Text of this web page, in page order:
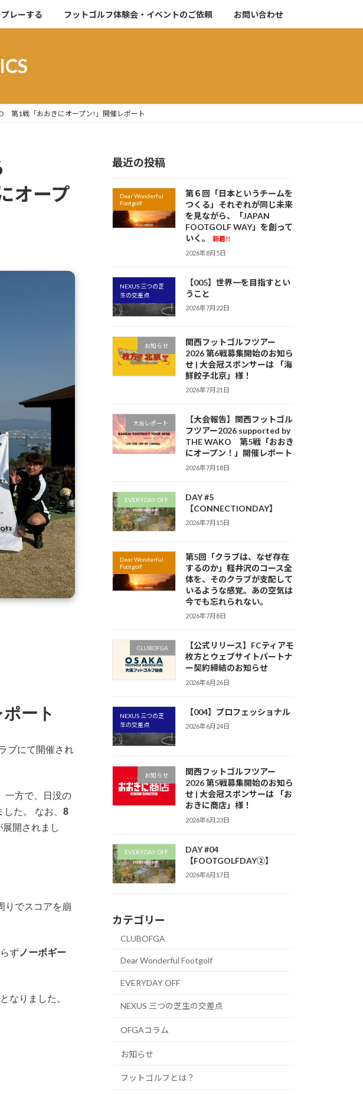
レーする フットゴルフ体験会・イベントのご依頼 お問い合わせ
第1戦「おおきにオープン!」開催レポート
オープ
ート
ブにて開催され
一方で、日没の
た。 なお、 8
開されまし
りでスコアを崩
ず ノーボギー
なりました。
最近の投稿
Dear Wonderful
Footgolf
第６回「日本というチームを
つくる」それぞれが同じ未来
を見ながら、「JAPAN
FOOTGOLF WAY」を創って
いく。
新着!!
2026年8月5日
NEXUS 三つの芝
生の交差点
【005】世界一を目指すとい
うこと
2026年7月22日
お知らせ
関西フットゴルフツアー
2026 第6戦募集開始のお知ら
せ | 大会冠スポンサーは 「海
鮮餃子北京」様！
2026年7月21日
大会レポート
【大会報告】関西フットゴル
フツアー2026 supported by
THE WAKO 第5戦「おおき
にオープン！」開催レポート
2026年7月18日
EVERYDAY OFF
DAY #5
【CONNECTIONDAY】
2026年7月15日
Dear Wonderful
Footgolf
第5回「クラブは、なぜ存在
するのか」軽井沢のコース全
体を、そのクラブが支配して
いるような感覚。あの空気は
今でも忘れられない。
2026年7月8日
CLUBOFGA
【公式リリース】FCティアモ
枚方とウェブサイトパートナ
ー契約締結のお知らせ
2026年6月26日
NEXUS 三つの芝
生の交差点
【004】プロフェッショナル
2026年6月24日
お知らせ
関西フットゴルフツアー
2026 第5戦募集開始のお知ら
せ | 大会冠スポンサーは 「お
おきに商店」様！
2026年6月23日
EVERYDAY OFF
DAY #04
【FOOTGOLFDAY②】
2026年6月17日
カテゴリー
CLUBOFGA
Dear Wonderful Footgolf
EVERYDAY OFF
NEXUS 三つの芝生の交差点
OFGAコラム
お知らせ
フットゴルフとは？